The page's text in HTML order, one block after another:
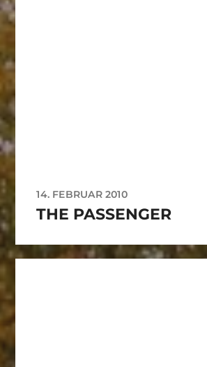
14. FEBRUAR 2010
THE PASSENGER